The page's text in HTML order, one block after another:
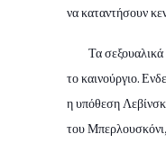
να καταντήσουν
Τα σεξουαλικά
το καινούργιο.
η υπόθεση
του